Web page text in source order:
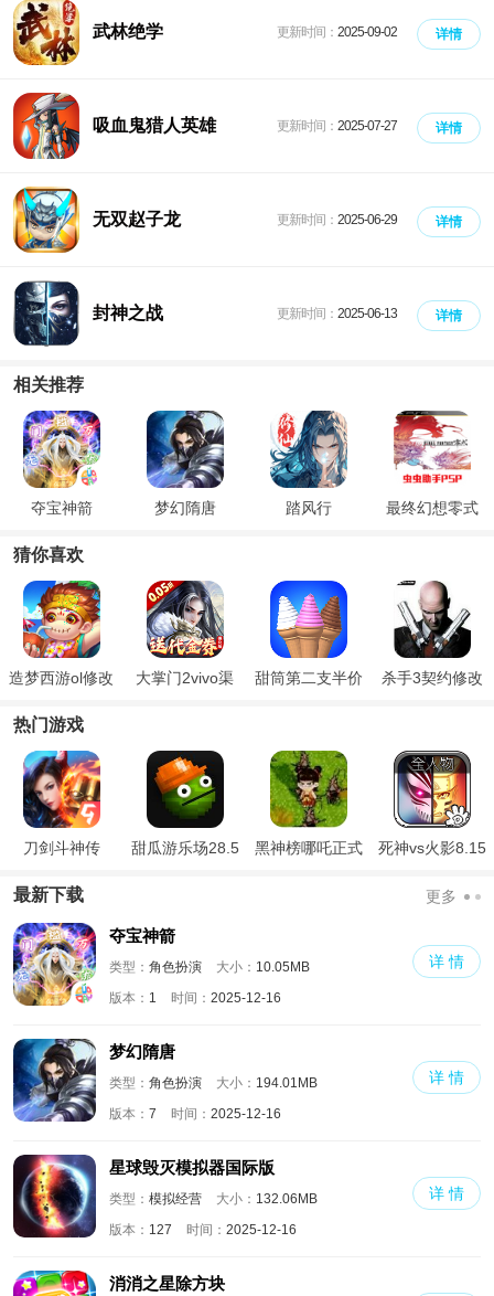
武林绝学 更新时间： 2025-09-02 详情
吸血鬼猎人英雄 更新时间： 2025-07-27 详情
无双赵子龙 更新时间： 2025-06-29 详情
封神之战 更新时间： 2025-06-13 详情
相关推荐
夺宝神箭 梦幻隋唐 踏风行 最终幻想零式
猜你喜欢
造梦西游ol修改
大掌门2vivo渠
甜筒第二支半价
杀手3契约修改
热门游戏
刀剑斗神传
甜瓜游乐场28.5
黑神榜哪吒正式
死神vs火影8.15
最新下载 更多
夺宝神箭
类型： 角色扮演 大小： 10.05MB
版本： 1 时间： 2025-12-16
详 情
梦幻隋唐
类型： 角色扮演 大小： 194.01MB
版本： 7 时间： 2025-12-16
详 情
星球毁灭模拟器国际版
类型： 模拟经营 大小： 132.06MB
版本： 127 时间： 2025-12-16
详 情
消消之星除方块